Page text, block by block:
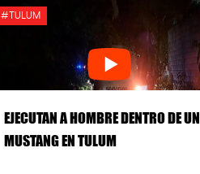
#TULUM
EJECUTAN A HOMBRE DENTRO DE UN
MUSTANG EN TULUM